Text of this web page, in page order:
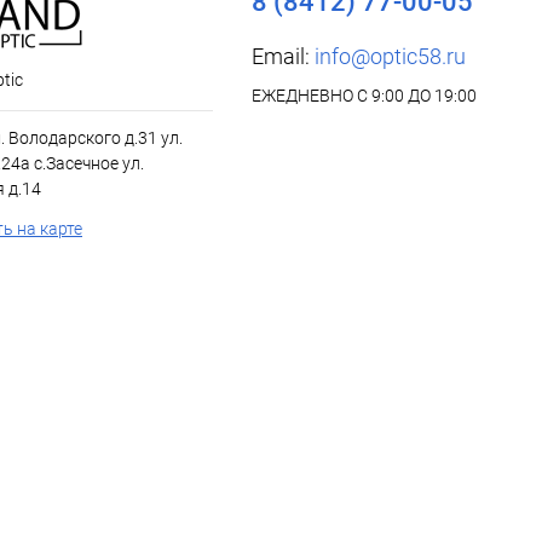
Володарского д.31 ул.
с.Засечное ул.
д.14
на карте
Email: info@optic58.ru
ЕЖЕДНЕВНО С 9:00 ДО 19:00